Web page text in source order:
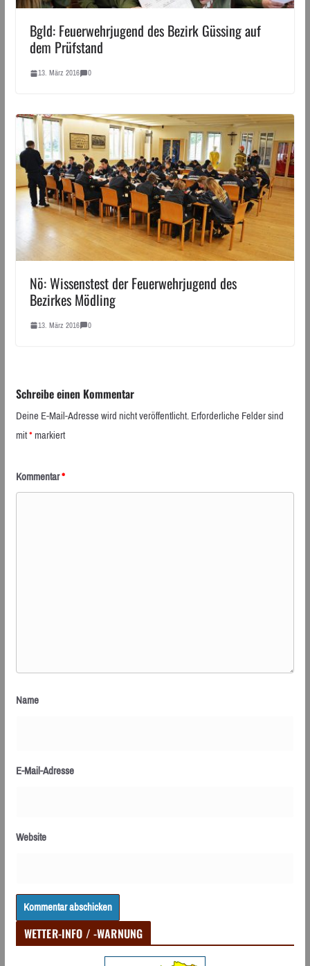
Bgld: Feuerwehrjugend des Bezirk Güssing auf
dem Prüfstand
13. März 2016 0
Nö: Wissenstest der Feuerwehrjugend des
Bezirkes Mödling
13. März 2016 0
Schreibe einen Kommentar
Deine E-Mail-Adresse wird nicht veröffentlicht.Erforderliche Felder sind
mit*markiert
Kommentar*
Name
E-Mail-Adresse
Website
WETTER-INFO / -WARNUNG